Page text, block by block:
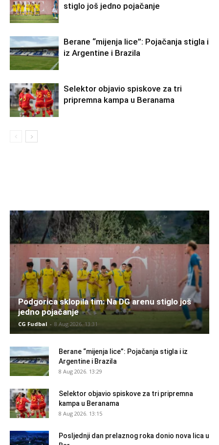
stiglo još jedno pojačanje
Berane “mijenja lice”: Pojačanja stigla i
iz Argentine i Brazila
Selektor objavio spiskove za tri
pripremna kampa u Beranama
Podgorica sklopila tim: Na DG arenu stiglo još
jedno pojačanje
CG Fudbal - 8 Aug 2026. 13:31
Berane “mijenja lice”: Pojačanja stigla i iz
Argentine i Brazila
8 Aug 2026. 13:29
Selektor objavio spiskove za tri pripremna
kampa u Beranama
8 Aug 2026. 13:15
Posljednji dan prelaznog roka donio nova lica u